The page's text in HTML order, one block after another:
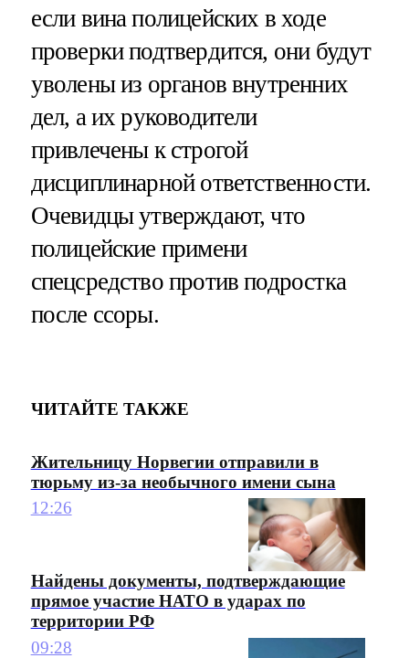
если вина полицейских в ходе
проверки подтвердится, они будут
уволены из органов внутренних
дел, а их руководители
привлечены к строгой
дисциплинарной ответственности.
Очевидцы утверждают, что
полицейские примени
спецсредство против подростка
после ссоры.
ЧИТАЙТЕ ТАКЖЕ
Жительницу Норвегии отправили в
тюрьму из-за необычного имени сына
12:26
Найдены документы, подтверждающие
прямое участие НАТО в ударах по
территории РФ
09:28